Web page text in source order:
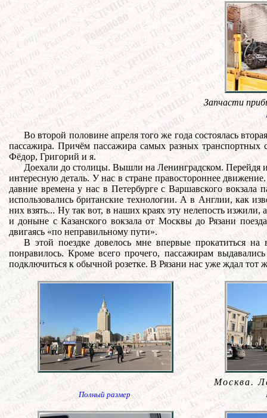
Запчасти
Во второй половине апреля того же года состоялась
пассажира. Причём пассажира самых разных
Фёдор, Григорий и я.
Доехали до столицы. Вышли на Ленинградском. Перейдя
интересную деталь. У нас в стране правостороннее
давние времена у нас в Петербурге с Варшавского вокзала
использовались британские технологии. А в Англии, как
них взять... Ну так вот, в наших краях эту нелепость
и доныне с Казанского вокзала от Москвы до Рязани
двигаясь «по неправильному пути».
В этой поездке довелось мне впервые прокатиться на
понравилось. Кроме всего прочего, пассажирам
подключиться к обычной розетке. В Рязани нас уже ждал
Москва.
Полный размер